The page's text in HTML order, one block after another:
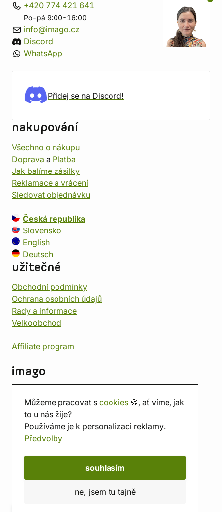
Můžeme pracovat s cookies 🍪, ať víme, jak
to u nás žije?
Používáme je k personalizaci reklamy.
Předvolby
souhlasím
ne, jsem tu tajně
+420 774 421 641
Po-pá 9:00-16:00
info@imago.cz
Discord
WhatsApp
Přidej se na Discord!
nakupování
Všechno o nákupu
Doprava a Platba
Jak balíme zásilky
Reklamace a vrácení
Sledovat objednávku
Česká republika
Slovensko
English
Deutsch
užitečné
Obchodní podmínky
Ochrana osobních údajů
Rady a informace
Velkoobchod
Affiliate program
imago
Prodejna
Herna
O nás
Hodnocení obchodu